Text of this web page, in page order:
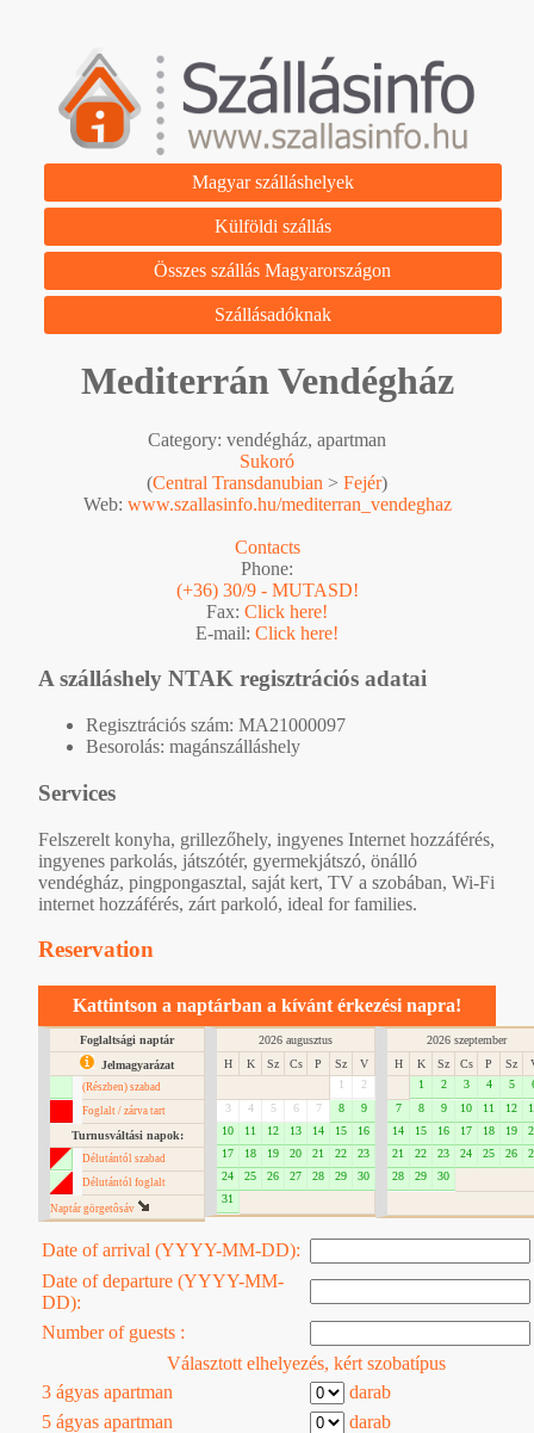
Magyar szálláshelyek
Külföldi szállás
Összes szállás Magyarországon
Szállásadóknak
Mediterrán Vendégház
Category: vendégház, apartman
Sukoró
(Central Transdanubian > Fejér)
Web: www.szallasinfo.hu/mediterran_vendeghaz
Contacts
Phone:
(+36) 30/9 - MUTASD!
Fax: Click here!
E-mail: Click here!
A szálláshely NTAK regisztrációs adatai
Regisztrációs szám: MA21000097
Besorolás: magánszálláshely
Services
Felszerelt konyha, grillezőhely, ingyenes Internet hozzáférés,
ingyenes parkolás, játszótér, gyermekjátszó, önálló
vendégház, pingpongasztal, saját kert, TV a szobában, Wi-Fi
internet hozzáférés, zárt parkoló, ideal for families.
Reservation
Kattintson a naptárban a kívánt érkezési napra!
Foglaltsági naptár
Jelmagyarázat
(Részben) szabad
Foglalt / zárva tart
Turnusváltási napok:
Délutántól szabad
Délutántól foglalt
Naptár görgetôsáv
2026 augusztus
H
K Sz Cs P Sz
V
1
2
3
4 5 6 7 8
9
10
11 12 13 14 15
16
17
18 19 20 21 22
23
24
25 26 27 28 29
30
31
2026 szeptember
H
K Sz Cs P Sz
1
2 3 4 5
7
8 9 10 11 12
14
15 16 17 18 19
21
22 23 24 25 26
28
29 30
Date of arrival (YYYY-MM-DD):
Date of departure (YYYY-MM-
DD):
Number of guests :
Választott elhelyezés, kért szobatípus
3 ágyas apartman
darab
5 ágyas apartman
darab